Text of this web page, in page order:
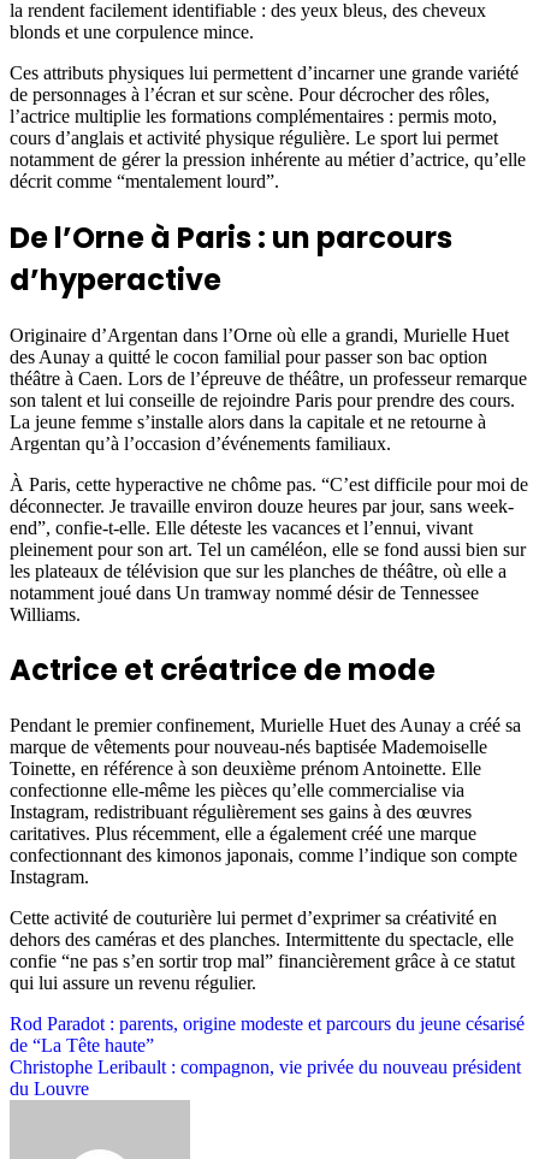
la rendent facilement identifiable : des yeux bleus, des cheveux
blonds et une corpulence mince.
Ces attributs physiques lui permettent d’incarner une grande variété
de personnages à l’écran et sur scène. Pour décrocher des rôles,
l’actrice multiplie les formations complémentaires : permis moto,
cours d’anglais et activité physique régulière. Le sport lui permet
notamment de gérer la pression inhérente au métier d’actrice, qu’elle
décrit comme “mentalement lourd”.
De l’Orne à Paris : un parcours
d’hyperactive
Originaire d’Argentan dans l’Orne où elle a grandi, Murielle Huet
des Aunay a quitté le cocon familial pour passer son bac option
théâtre à Caen. Lors de l’épreuve de théâtre, un professeur remarque
son talent et lui conseille de rejoindre Paris pour prendre des cours.
La jeune femme s’installe alors dans la capitale et ne retourne à
Argentan qu’à l’occasion d’événements familiaux.
À Paris, cette hyperactive ne chôme pas. “C’est difficile pour moi de
déconnecter. Je travaille environ douze heures par jour, sans week-
end”, confie-t-elle. Elle déteste les vacances et l’ennui, vivant
pleinement pour son art. Tel un caméléon, elle se fond aussi bien sur
les plateaux de télévision que sur les planches de théâtre, où elle a
notamment joué dans Un tramway nommé désir de Tennessee
Williams.
Actrice et créatrice de mode
Pendant le premier confinement, Murielle Huet des Aunay a créé sa
marque de vêtements pour nouveau-nés baptisée Mademoiselle
Toinette, en référence à son deuxième prénom Antoinette. Elle
confectionne elle-même les pièces qu’elle commercialise via
Instagram, redistribuant régulièrement ses gains à des œuvres
caritatives. Plus récemment, elle a également créé une marque
confectionnant des kimonos japonais, comme l’indique son compte
Instagram.
Cette activité de couturière lui permet d’exprimer sa créativité en
dehors des caméras et des planches. Intermittente du spectacle, elle
confie “ne pas s’en sortir trop mal” financièrement grâce à ce statut
qui lui assure un revenu régulier.
Post
navigation
Rod Paradot : parents, origine modeste et parcours du jeune césarisé
de “La Tête haute”
Christophe Leribault : compagnon, vie privée du nouveau président
du Louvre